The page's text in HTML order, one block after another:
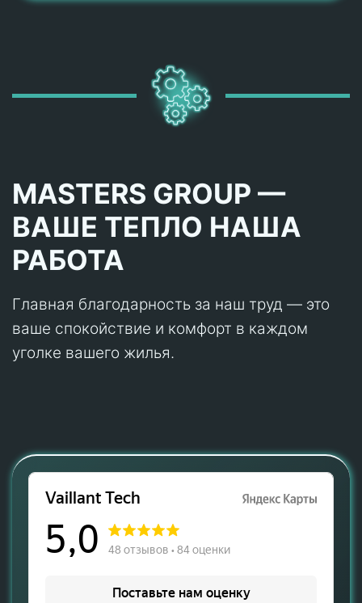
MASTERS GROUP —
ВАШЕ ТЕПЛО НАША
РАБОТА
Главная благодарность за наш труд — это
ваше спокойствие и комфорт в каждом
уголке вашего жилья.